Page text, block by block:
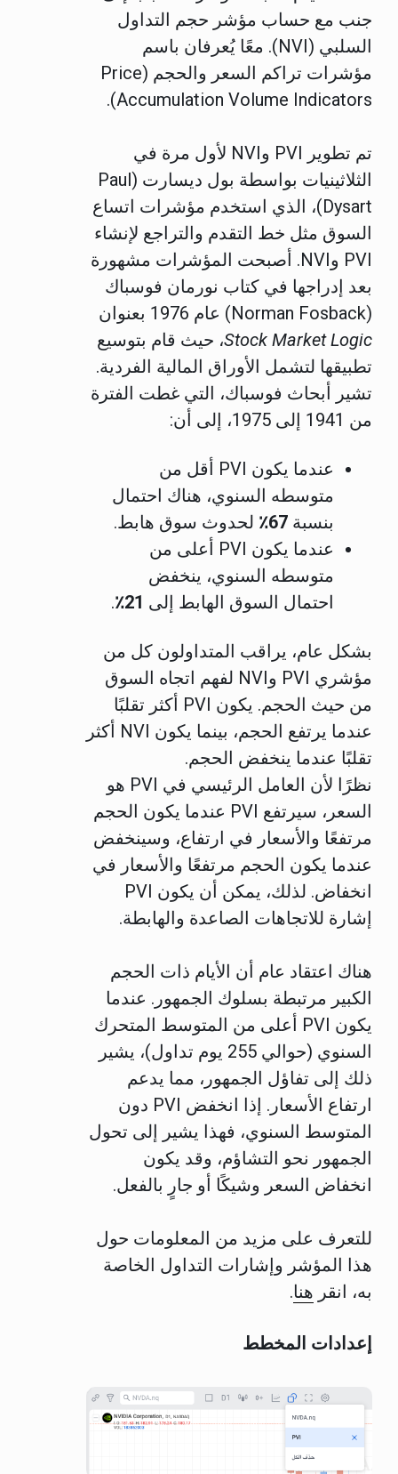
جنب مع حساب مؤشر حجم التداول
السلبي (NVI). معًا يُعرفان باسم
مؤشرات تراكم السعر والحجم (Price
Accumulation Volume Indicators).
تم تطوير PVI وNVI لأول مرة في
الثلاثينيات بواسطة بول ديسارت (Paul
Dysart)، الذي استخدم مؤشرات اتساع
السوق مثل خط التقدم والتراجع لإنشاء
PVI وNVI. أصبحت المؤشرات مشهورة
بعد إدراجها في كتاب نورمان فوسباك
(Norman Fosback) عام 1976 بعنوان
Stock Market Logic، حيث قام بتوسيع
تطبيقها لتشمل الأوراق المالية الفردية.
تشير أبحاث فوسباك، التي غطت الفترة
من 1941 إلى 1975، إلى أن:
عندما يكون PVI أقل من
متوسطه السنوي، هناك احتمال
بنسبة 67٪
لحدوث سوق هابط.
عندما يكون PVI أعلى من
متوسطه السنوي، ينخفض
احتمال السوق الهابط إلى 21٪ .
بشكل عام، يراقب المتداولون كل من
مؤشري PVI وNVI لفهم اتجاه السوق
من حيث الحجم. يكون PVI أكثر تقلبًا
عندما يرتفع الحجم، بينما يكون NVI أكثر
تقلبًا عندما ينخفض الحجم.
نظرًا لأن العامل الرئيسي في PVI هو
السعر، سيرتفع PVI عندما يكون الحجم
مرتفعًا والأسعار في ارتفاع، وسينخفض
عندما يكون الحجم مرتفعًا والأسعار في
انخفاض. لذلك، يمكن أن يكون PVI
إشارة للاتجاهات الصاعدة والهابطة.
هناك اعتقاد عام أن الأيام ذات الحجم
الكبير مرتبطة بسلوك الجمهور. عندما
يكون PVI أعلى من المتوسط المتحرك
السنوي (حوالي 255 يوم تداول)، يشير
ذلك إلى تفاؤل الجمهور، مما يدعم
ارتفاع الأسعار. إذا انخفض PVI دون
المتوسط السنوي، فهذا يشير إلى تحول
الجمهور نحو التشاؤم، وقد يكون
انخفاض السعر وشيكًا أو جارٍ بالفعل.
للتعرف على مزيد من المعلومات حول
هذا المؤشر وإشارات التداول الخاصة
به، انقر هنا.
إعدادات المخطط